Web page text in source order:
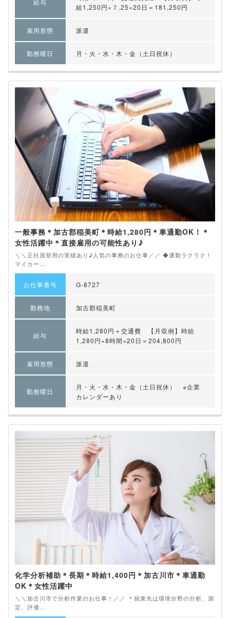
給与
給1,250円×７.25×20日＝181,250円
雇用形態 派遣
勤務曜日 月・火・水・木・金（土日祝休）
一般事務＊加古郡稲美町＊時給1,280円＊車通勤OK！＊
女性活躍中＊直接雇用の可能性あり♪
＼＼正社員登用の実績あり♪人気の事務のお仕事／／ ◆通勤ラクラク！
マイカー...
お仕事番号 G-8727
勤務地 加古郡稲美町
給与
時給1,280円＋交通費 【月収例】時給
1,280円×8時間×20日＝204,800円
雇用形態 派遣
勤務曜日
月・火・水・木・金（土日祝休） ※企業
カレンダーあり
化学分析補助＊長期＊時給1,400円＊加古川市＊車通勤
OK＊女性活躍中
＼＼加古川市で分析作業のお仕事！／／ ＊就業先は環境分野の分析、測
定、評価...